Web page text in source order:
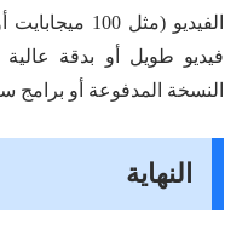
الفيديو (مثل
النسخة المدفوعة أو
النهاية